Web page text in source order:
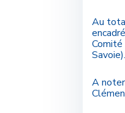
Au
Savoie).
A